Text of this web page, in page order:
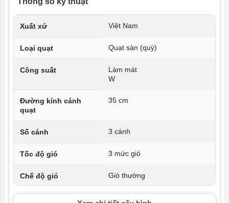
Xuất xứ Việt Nam
Loại quạt Quạt sàn (quỳ)
Công suất
Làm mát
W
Đường kính cánh
quạt
35 cm
Số cánh 3 cánh
Tốc độ gió 3 mức gió
Chế độ gió Gió thường